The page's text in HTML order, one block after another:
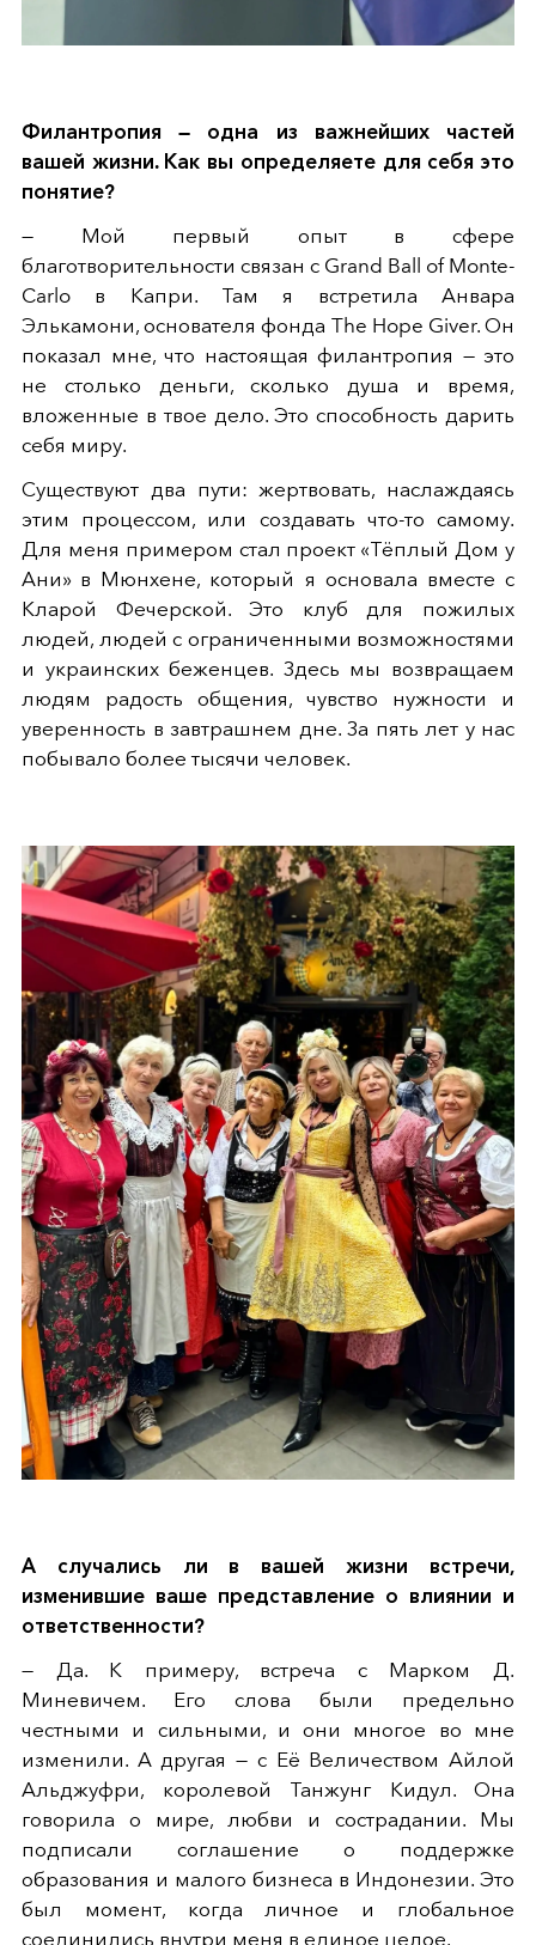
Филантропия — одна из важнейших частей
вашей жизни. Как вы определяете для себя это
понятие?
— Мой первый опыт в сфере
благотворительности связан с Grand Ball of Monte-
Carlo в Капри. Там я встретила Анвара
Элькамони, основателя фонда The Hope Giver. Он
показал мне, что настоящая филантропия — это
не столько деньги, сколько душа и время,
вложенные в твое дело. Это способность дарить
себя миру.
Существуют два пути: жертвовать, наслаждаясь
этим процессом, или создавать что-то самому.
Для меня примером стал проект «Тёплый Дом у
Ани» в Мюнхене, который я основала вместе с
Кларой Фечерской. Это клуб для пожилых
людей, людей с ограниченными возможностями
и украинских беженцев. Здесь мы возвращаем
людям радость общения, чувство нужности и
уверенность в завтрашнем дне. За пять лет у нас
побывало более тысячи человек.
А случались ли в вашей жизни встречи,
изменившие ваше представление о влиянии и
ответственности?
— Да. К примеру, встреча с Марком Д.
Миневичем. Его слова были предельно
честными и сильными, и они многое во мне
изменили. А другая — с Её Величеством Айлой
Альджуфри, королевой Танжунг Кидул. Она
говорила о мире, любви и сострадании. Мы
подписали соглашение о поддержке
образования и малого бизнеса в Индонезии. Это
был момент, когда личное и глобальное
соединились внутри меня в единое целое.